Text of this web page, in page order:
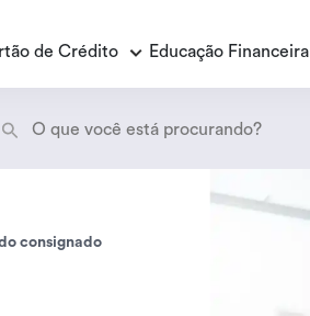
Empréstimo Consignado
Empréstimo Consignado Loas
de Crédito Educação Financeira
consignado